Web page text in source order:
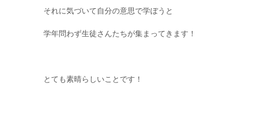
それに気づいて自分の意思で学ぼうと
学年問わず生徒さんたちが集まってきます！
とても素晴らしいことです！